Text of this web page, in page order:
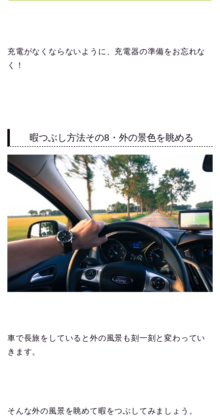
充電がなくならないように、充電器の準備をお忘れな
く！
暇つぶし方法その8・外の景色を眺める
車で長旅をしていると外の風景も刻一刻と変わってい
きます。
そんな外の風景を眺めて暇をつぶしてみましょう。